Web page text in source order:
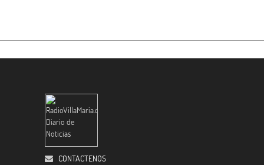
CONTACTENOS